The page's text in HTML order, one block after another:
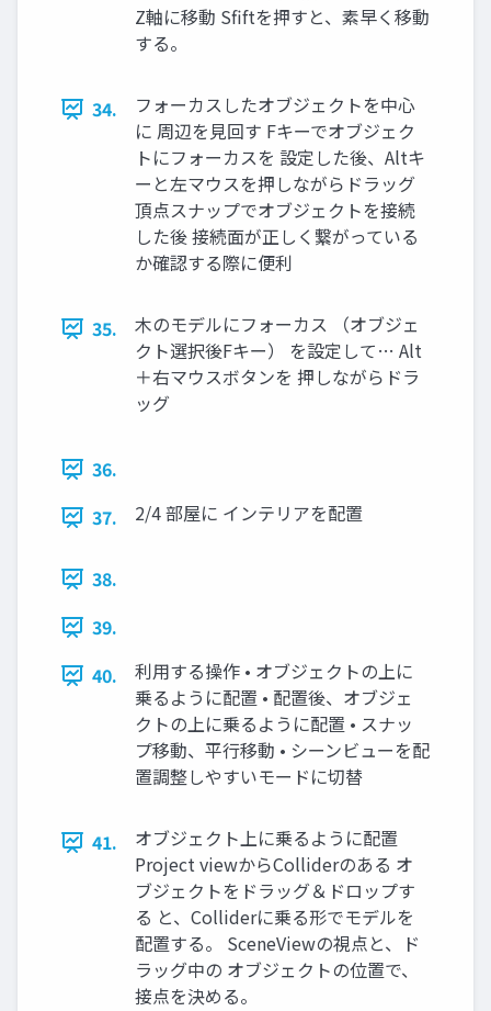
Z軸に移動 Sfiftを押すと、素早く移動
する。
34.
フォーカスしたオブジェクトを中⼼
に 周辺を⾒回す Fキーでオブジェク
トにフォーカスを 設定した後、Altキ
ーと左マウスを押しながらドラッグ
頂点スナップでオブジェクトを接続
した後 接続⾯が正しく繋がっている
か確認する際に便利
35.
⽊のモデルにフォーカス （オブジェ
クト選択後Fキー） を設定して… Alt
＋右マウスボタンを 押しながらドラ
ッグ
36.
37.
2/4 部屋に インテリアを配置
38.
39.
40.
利⽤する操作 • オブジェクトの上に
乗るように配置 • 配置後、オブジェ
クトの上に乗るように配置 • スナッ
プ移動、平⾏移動 • シーンビューを配
置調整しやすいモードに切替
41.
オブジェクト上に乗るように配置
Project viewからColliderのある オ
ブジェクトをドラッグ＆ドロップす
る と、Colliderに乗る形でモデルを
配置する。 SceneViewの視点と、ド
ラッグ中の オブジェクトの位置で、
接点を決める。